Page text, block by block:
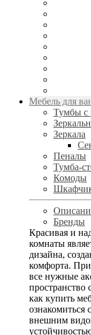
Мебель для
Тумбы с
Зеркала
Пеналы
Тумба-
Комоды
Бренды
Красивая и
комнаты
дизайна,
комфорта. При
все нужные
пространство
как купить
ознакомиться
внешним